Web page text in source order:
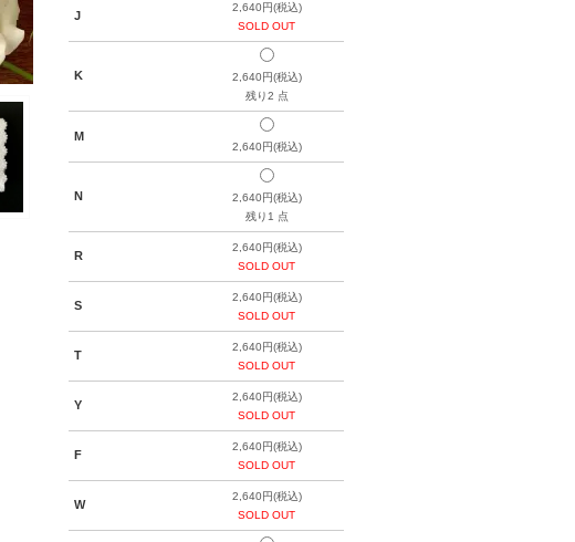
J
2,640円(税込)
SOLD OUT
K
2,640円(税込)
残り2 点
M
2,640円(税込)
N
2,640円(税込)
残り1 点
R
2,640円(税込)
SOLD OUT
S
2,640円(税込)
SOLD OUT
T
2,640円(税込)
SOLD OUT
Y
2,640円(税込)
SOLD OUT
F
2,640円(税込)
SOLD OUT
W
2,640円(税込)
SOLD OUT